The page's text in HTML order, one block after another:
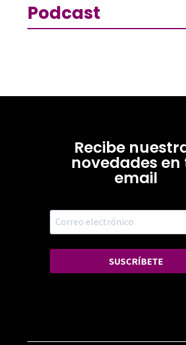
Podcast
Recibe
novedades en
email
SUSCRÍBETE